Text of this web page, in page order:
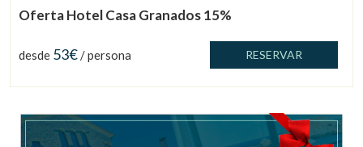
Oferta Hotel Casa Granados 15%
desde 53€/ persona RESERVAR